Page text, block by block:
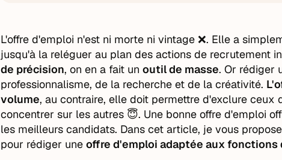
L'offre d'emploi n'est ni morte ni vintage ❌. Elle a
jusqu'à la reléguer au plan des actions de recrutement
de précision, on en a fait un outil de masse. Or rédiger
professionnalisme, de la recherche et de la créativité.
volume, au contraire, elle doit permettre d'exclure ceux
concentrer sur les autres 😇. Une bonne offre d'emploi
les meilleurs candidats. Dans cet article, je vous
pour rédiger une offre d'emploi adaptée aux fonctions